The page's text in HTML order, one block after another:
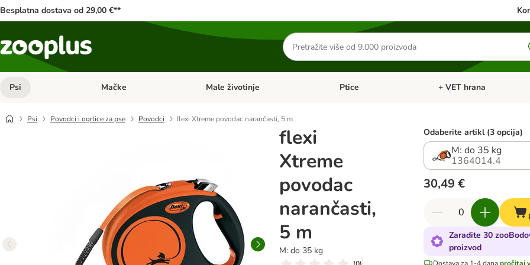
Besplatna dostava od 29,00 €**
Traži
proizvode
Psi Pregled kategorija: Psi
Mačke Pregled kategorija: Mačke
Male životinje Pregled kategorija: Male životinje
Ptice Pregled kategorija: Ptice
+ VET hrana
Psi Povodci i ogrlice za pse Povodci flexi Xtreme povodac narančasti, 5 m
flexi
Xtreme
povodac
narančasti,
5 m
M: do 35 kg
Odaberite artikl (3 opcija)
M: do 35 kg
1364014.4
30,49 €
Zaradite 30
proizvod